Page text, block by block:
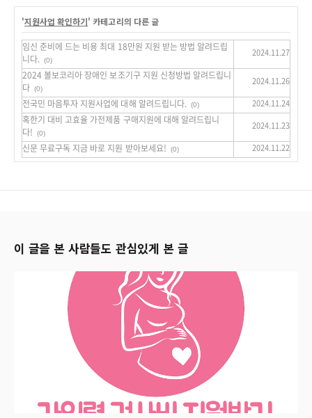
'지원사업 확인하기' 카테고리의 다른 글
임신 준비에 드는 비용 최대 18만원 지원 받는 방법 알려드립
니다. (0)
2024.11.27
2024 볼보코리아 장애인 보조기구 지원 신청방법 알려드립니
다 (0)
2024.11.26
전국민 마음투자 지원사업에 대해 알려드립니다. (0) 2024.11.24
혹한기 대비 고효율 가전제품 구매지원에 대해 알려드립니
다!
(0)
2024.11.23
신문 무료구독 지금 바로 지원 받아보세요! (0) 2024.11.22
이 글을 본 사람들도 관심있게 본 글